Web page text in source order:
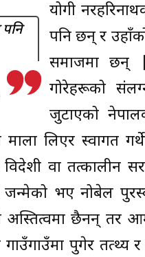
योगी
पनि छन् र
समाजमा छन्
गोरेहरूको
जुटाएको
माला लिएर स्वागत
वा तत्कालीन
भए नोबेल
अस्तित्वमा छैनन् तर
पुगेर तत्थ्य र